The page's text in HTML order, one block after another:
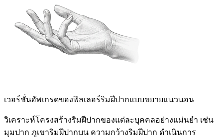
เวอร์ชั่นอัพเกรดของฟิลเลอร์ริมฝีปากแบบขยายแนวนอน
วิเคราะห์โครงสร้างริมฝีปากของแต่ละบุคคลอย่างแม่นยำ เช่น
มุมปาก ภูเขาริมฝีปากบน ความกว้างริมฝีปาก ดำเนินการ